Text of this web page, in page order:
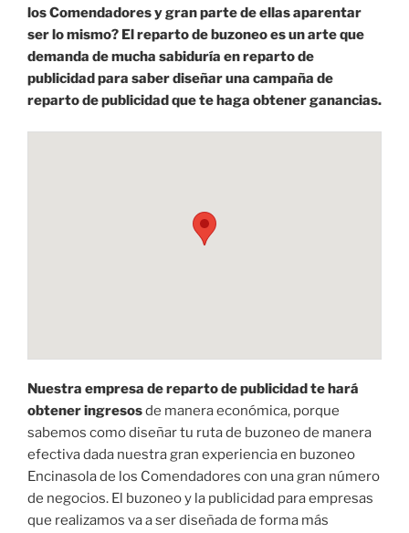
los Comendadores y gran parte de ellas aparentar
ser lo mismo? El reparto de buzoneo es un arte que
demanda de mucha sabiduría en reparto de
publicidad para saber diseñar una campaña de
reparto de publicidad que te haga obtener ganancias.
Nuestra empresa de reparto de publicidad te hará
obtener ingresosde manera económica, porque
sabemos como diseñar tu ruta de buzoneo de manera
efectiva dada nuestra gran experiencia en buzoneo
Encinasola de los Comendadores con una gran número
de negocios. El buzoneo y la publicidad para empresas
que realizamos va a ser diseñada de forma más